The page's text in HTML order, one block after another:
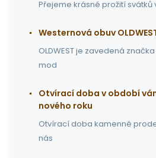
Přejeme krásné prožití
Westernová obuv
OLDWEST je zavedená
mod
Otvírací doba v období
nového roku
Otvírací doba kamenné
nás